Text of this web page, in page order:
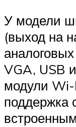
У модели
(выход на
VGA, USB
модули
поддержка